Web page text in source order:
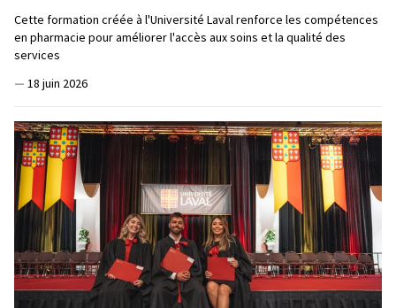
Cette formation créée à l'Université Laval renforce les compétences
en pharmacie pour améliorer l'accès aux soins et la qualité des
services
— 18 juin 2026